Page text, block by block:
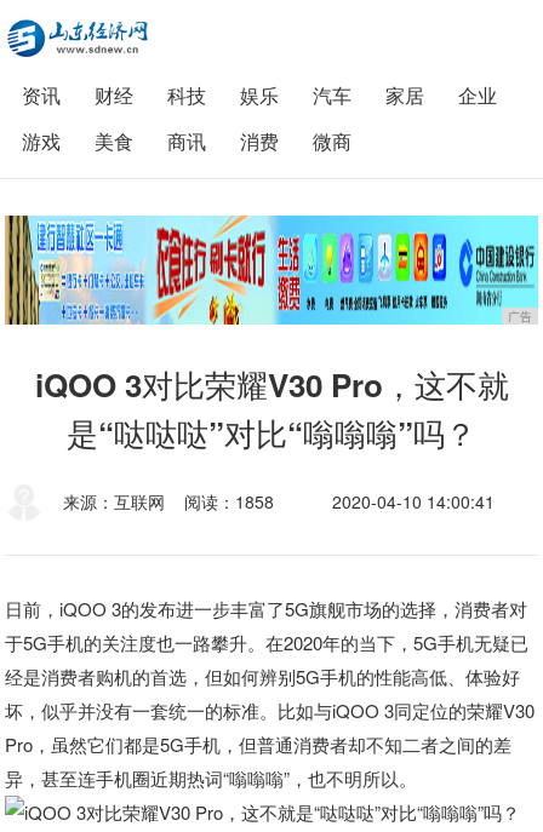
资讯 财经 科技 娱乐 汽车 家居
企业
游戏
美食 商讯 消费 微商
广告
iQOO 3对比荣耀V30 Pro，这不就
是“哒哒哒”对比“嗡嗡嗡”吗？
来源：互联网 阅读：1858 2020-04-10 14:00:41
日前，iQOO 3的发布进一步丰富了5G旗舰市场的选择，消费者对
于5G手机的关注度也一路攀升。在2020年的当下，5G手机无疑已
经是消费者购机的首选，但如何辨别5G手机的性能高低、体验好
坏，似乎并没有一套统一的标准。比如与iQOO 3同定位的荣耀V30
Pro，虽然它们都是5G手机，但普通消费者却不知二者之间的差
异，甚至连手机圈近期热词“嗡嗡嗡”，也不明所以。